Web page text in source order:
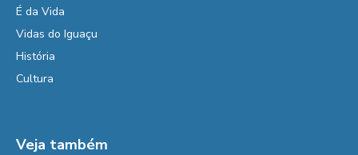
É da Vida
Vidas do Iguaçu
História
Cultura
Veja também